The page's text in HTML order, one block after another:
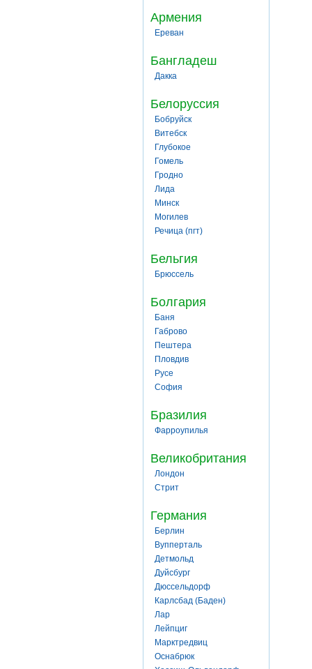
Армения
Ереван
Бангладеш
Дакка
Белоруссия
Бобруйск
Витебск
Глубокое
Гомель
Гродно
Лида
Минск
Могилев
Речица (пгт)
Бельгия
Брюссель
Болгария
Баня
Габрово
Пештера
Пловдив
Русе
София
Бразилия
Фарроупилья
Великобритания
Лондон
Стрит
Германия
Берлин
Вупперталь
Детмольд
Дуйсбург
Дюссельдорф
Карлсбад (Баден)
Лар
Лейпциг
Марктредвиц
Оснабрюк